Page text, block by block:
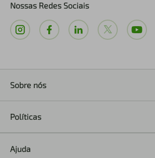
Nossas Redes Sociais
Sobre nós
Políticas
Ajuda